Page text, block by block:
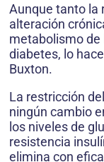
Aunque tanto la
alteración
metabolismo de
diabetes, lo
Buxton.
La restricción
ningún cambio
los niveles de
resistencia
elimina con